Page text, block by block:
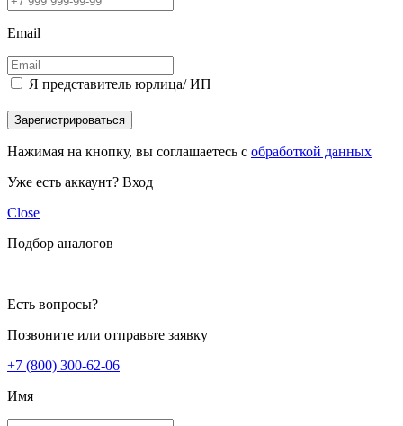
Email
Я представитель юрлица/ ИП
Зарегистрироваться
Нажимая на кнопку, вы соглашаетесь с обработкой данных
Уже есть аккаунт? Вход
Close
Подбор аналогов
Есть вопросы?
Позвоните или отправьте заявку
+7 (800) 300-62-06
Имя